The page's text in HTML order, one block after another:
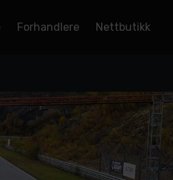
Forhandlere Nettbutikk